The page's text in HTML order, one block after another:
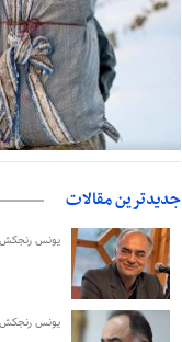
اولیه با کولبری وارد شود
جدیدترین مقالات
یونس رنجکش
یونس رنجکش